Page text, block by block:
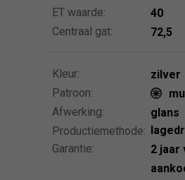
ET waarde:
40
Centraal gat:
72,5
Kleur:
zilver
Patroon:
Afwerking:
glans
Productiemethode:
Garantie:
2 jaar